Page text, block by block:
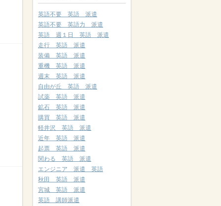
英語不要 英語 派遣
英語不要 英語力 派遣
英語 週１日 英語 派遣
走行 英語 派遣
装備 英語 派遣
重機 英語 派遣
週末 英語 派遣
自由が丘 英語 派遣
試薬 英語 派遣
鉱石 英語 派遣
購買 英語 派遣
軽井沢 英語 派遣
近年 英語 派遣
起票 英語 派遣
関わる 英語 派遣
エンジニア 派遣 英語
秋田 英語 派遣
宮城 英語 派遣
英語 講師派遣